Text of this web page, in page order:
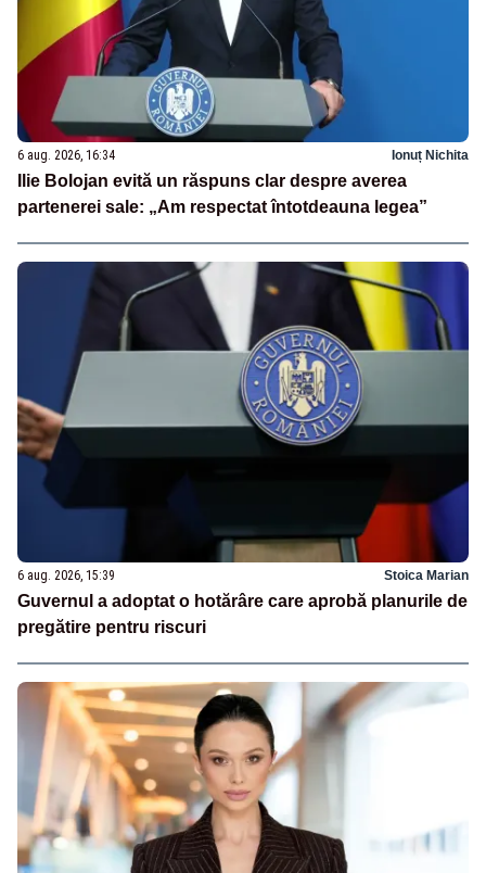
6 aug. 2026, 16:34 Ionuț Nichita
Ilie Bolojan evită un răspuns clar despre averea
partenerei sale: „Am respectat întotdeauna legea”
6 aug. 2026, 15:39 Stoica Marian
Guvernul a adoptat o hotărâre care aprobă planurile de
pregătire pentru riscuri